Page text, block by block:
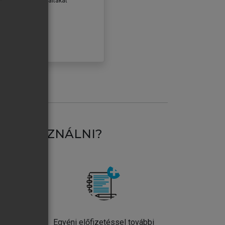
HASZNÁLNI?
Egyéni előfizetéssel további